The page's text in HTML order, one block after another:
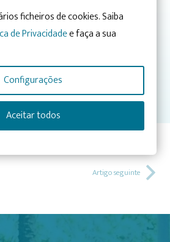
Descubra-os nas Áreas de
Artigo seguinte
ficheiros de cookies. Saiba
de Privacidadee faça a sua
Configurações
Aceitar todos